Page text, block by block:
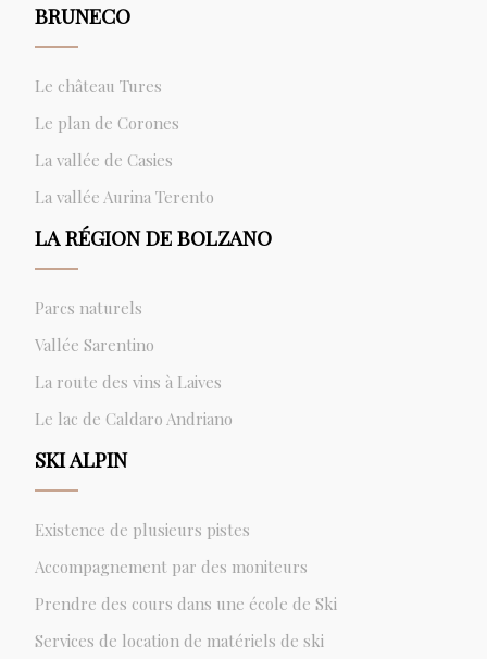
BRUNECO
Le château Tures
Le plan de Corones
La vallée de Casies
La vallée Aurina Terento
LA RÉGION DE BOLZANO
Parcs naturels
Vallée Sarentino
La route des vins à Laives
Le lac de Caldaro Andriano
SKI ALPIN
Existence de plusieurs pistes
Accompagnement par des moniteurs
Prendre des cours dans une école de Ski
Services de location de matériels de ski